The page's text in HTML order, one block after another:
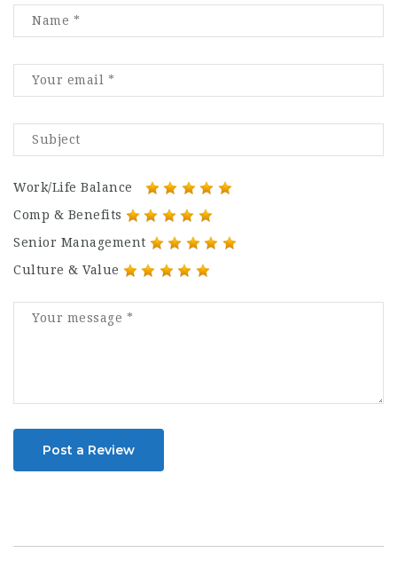
Work/Life Balance
Comp & Benefits
Senior Management
Culture & Value
Post a Review